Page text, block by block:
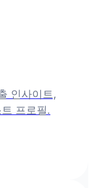
인사이트,
프로필.